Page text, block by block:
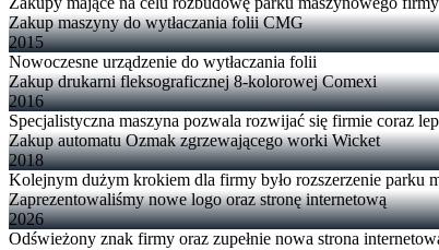
Zakup maszyny do wytłaczania folii CMG
2015
Nowoczesne urządzenie do wytłaczania folii
Zakup drukarni fleksograficznej 8-kolorowej Comexi
2016
Specjalistyczna maszyna pozwala rozwijać się firmie coraz
Zakup automatu Ozmak zgrzewającego worki Wicket
2018
Kolejnym dużym krokiem dla firmy było rozszerzenie parku
Zaprezentowaliśmy nowe logo oraz stronę internetową
2026
Odświeżony znak firmy oraz zupełnie nowa strona